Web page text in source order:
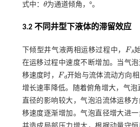
式中： θ
θ为通道倾角，°。
3.2 不同井型下液体的滞留效应
下倾型井气液两相运移过程中， F
F A
在运移过程中速度不断增加。当气
移速度时，F
F d开始与流体流动方向
增长速率降低。随着俯角增大，气泡
直径的影响较大，气泡沿流体运移
移速度逐渐增加。气泡直径增大进一